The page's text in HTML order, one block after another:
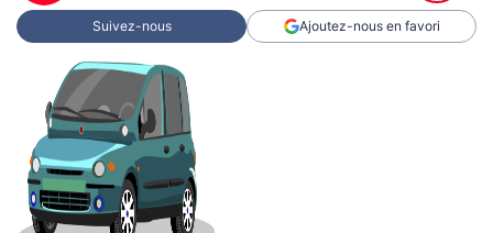
Suivez-nous Ajoutez-nous en favori